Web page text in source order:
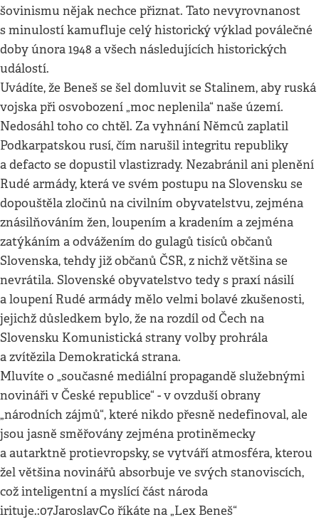
šovinismu nějak nechce přiznat. Tato nevyrovnanost
s minulostí kamufluje celý historický výklad poválečné
doby února 1948 a všech následujících historických
událostí.
Uvádíte, že Beneš se šel domluvit se Stalinem, aby ruská
vojska při osvobození „moc neplenila“ naše území.
Nedosáhl toho co chtěl. Za vyhnání Němců zaplatil
Podkarpatskou rusí, čím narušil integritu republiky
a defacto se dopustil vlastizrady. Nezabránil ani plenění
Rudé armády, která ve svém postupu na Slovensku se
dopouštěla zločinů na civilním obyvatelstvu, zejména
znásilňováním žen, loupením a kradením a zejména
zatýkáním a odvážením do gulagů tisíců občanů
Slovenska, tehdy již občanů ČSR, z nichž většina se
nevrátila. Slovenské obyvatelstvo tedy s praxí násilí
a loupení Rudé armády mělo velmi bolavé zkušenosti,
jejichž důsledkem bylo, že na rozdíl od Čech na
Slovensku Komunistická strany volby prohrála
a zvítězila Demokratická strana.
Mluvíte o „současné mediální propagandě služebnými
novináři v České republice“ - v ovzduší obrany
„národních zájmů“, které nikdo přesně nedefinoval, ale
jsou jasně směřovány zejména protiněmecky
a autarktně protievropsky, se vytváří atmosféra, kterou
žel většina novinářů absorbuje ve svých stanoviscích,
což inteligentní a myslící část národa
irituje.:07JaroslavCo říkáte na „Lex Beneš“